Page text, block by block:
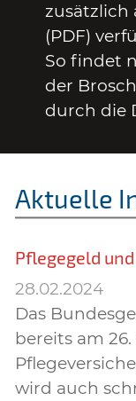
zusätzlich
(PDF)
So findet
der
durch die
Aktuelle
Pflegegeld
28.02.2024
Das
bereits am
wird auch